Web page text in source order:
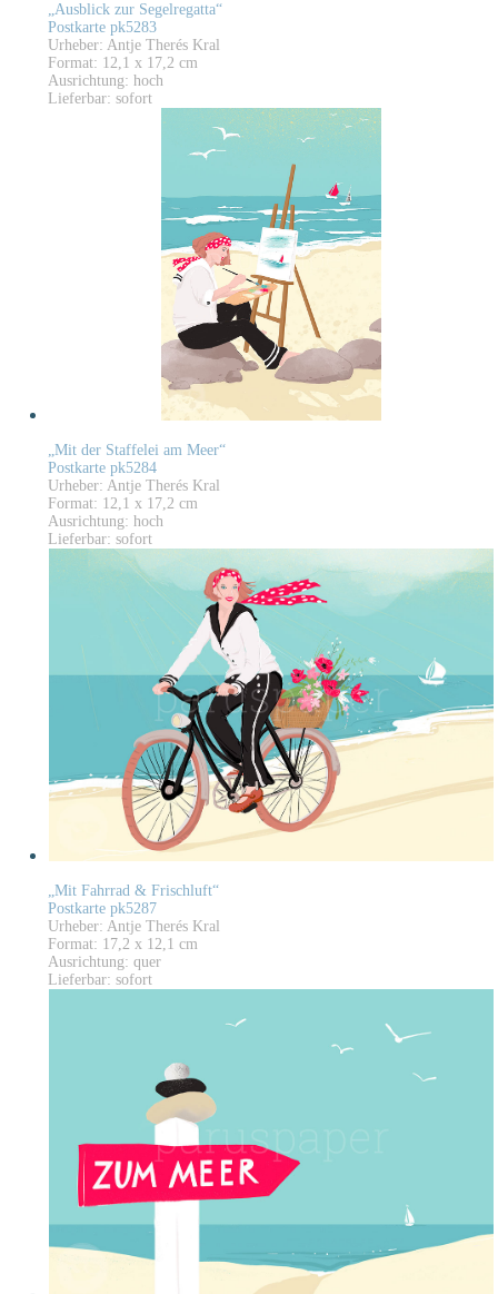
„Ausblick zur Segelregatta“
Postkarte pk5283
Urheber: Antje Therés Kral
Format: 12,1 x 17,2 cm
Ausrichtung: hoch
Lieferbar: sofort
„Mit der Staffelei am Meer“
Postkarte pk5284
Urheber: Antje Therés Kral
Format: 12,1 x 17,2 cm
Ausrichtung: hoch
Lieferbar: sofort
„Mit Fahrrad & Frischluft“
Postkarte pk5287
Urheber: Antje Therés Kral
Format: 17,2 x 12,1 cm
Ausrichtung: quer
Lieferbar: sofort